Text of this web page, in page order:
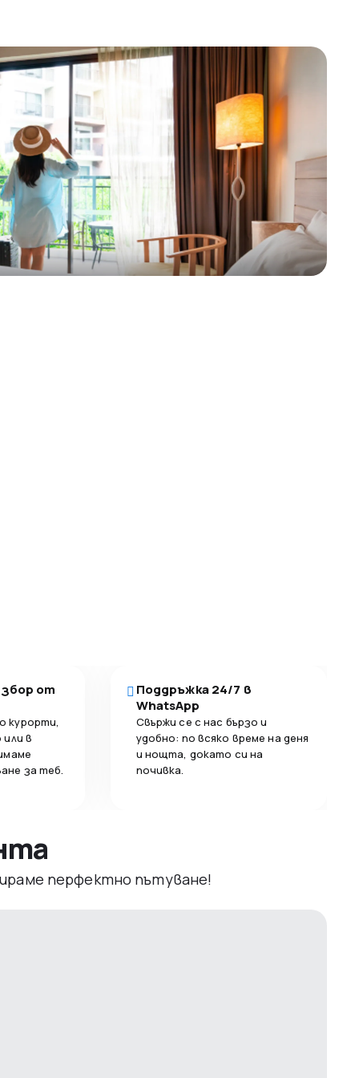
от
курорти,
в
за теб.
Поддръжка 24/7 в
WhatsApp
Свържи се с нас бързо и
удобно: по всяко време на деня
и нощта, докато си на
почивка.
перфектно пътуване!